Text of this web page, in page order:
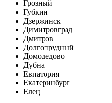
Грозный
Губкин
Дзержинск
Димитровград
Дмитров
Долгопрудный
Домодедово
Дубна
Евпатория
Екатеринбург
Елец